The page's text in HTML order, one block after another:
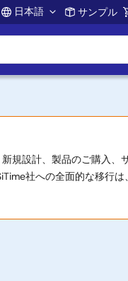
日本語 サンプル
規設計、製品のご購入、
社への全面的な移行